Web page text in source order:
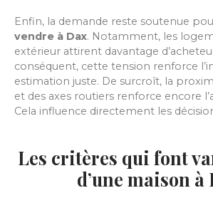
Enfin, la demande reste soutenue
vendre à Dax. Notamment, les
extérieur attirent davantage
conséquent, cette tension renforce
estimation juste. De surcroît, la
et des axes routiers renforce encore
Cela influence directement les
Les critères qui font
d’une maison à